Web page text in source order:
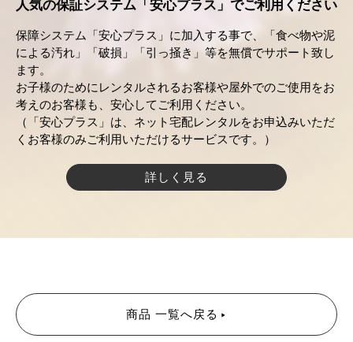
人気の保証システム「安心プラス」でご利用ください
保障システム「安心プラス」に加入する事で、「食べ物や泥
による汚れ」「破損」「引っ掻き」等を無償でサポート致し
ます。
お子様のためにレンタルされるお客様や屋外でのご使用をお
考えのお客様も、安心してご利用ください。
（「安心プラス」は、ネット宅配レンタルをお申込みいただ
くお客様のみご利用いただけるサービスです。）
詳しく見る
商品 一覧へ戻る